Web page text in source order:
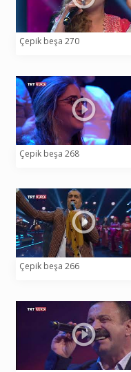
Çepik beşa 270
Çepik beşa 268
Çepik beşa 266